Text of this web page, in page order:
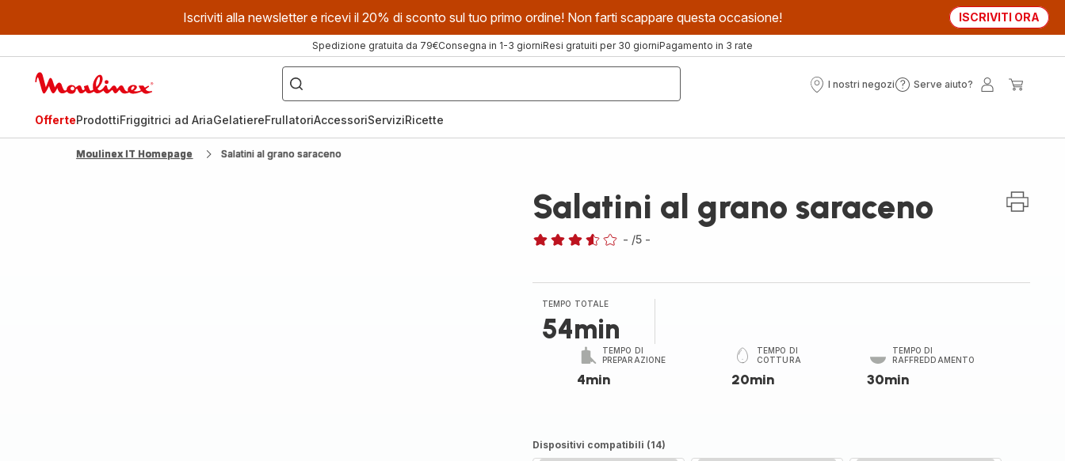
Iscriviti alla newsletter e ricevi il 20% di sconto sul tuo primo ordine! Non farti scappare questa occasione! ISCRIVITI ORA
Spedizione gratuita da 79€Consegna in 1-3 giorniResi gratuiti per 30 giorniPagamento in 3 rate
Cosa
stai
cercando?
I nostri negozi
I
Serve aiuto?
Serve
OfferteProdottiFriggitrici ad AriaGelatiereFrullatoriAccessoriServiziRicette
Moulinex IT Homepage Salatini al grano saraceno
Salatini al grano saraceno
- /5 -
TEMPO TOTALE
54min
TEMPO DI
PREPARAZIONE
4min
TEMPO DI
COTTURA
20min
TEMPO DI
RAFFREDDAMENTO
30min
Dispositivi compatibili (14)